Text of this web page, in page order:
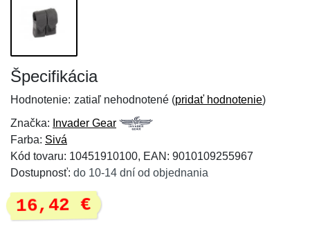
Špecifikácia
Hodnotenie: zatiaľ nehodnotené (pridať hodnotenie)
Značka: Invader Gear
Farba: Sivá
Kód tovaru: 10451910100, EAN: 9010109255967
Dostupnosť: do 10-14 dní od objednania
16,42 €